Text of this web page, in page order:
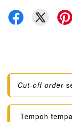
Cut-off order
Tempoh